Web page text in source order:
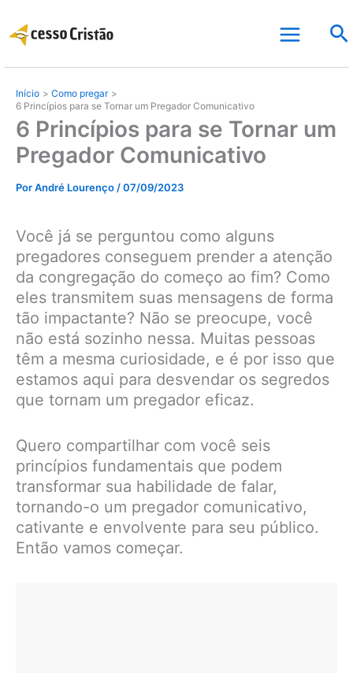
para
conteúdo
Início
Como pregar
6 Princípios para se Tornar um Pregador Comunicativo
6 Princípios para se Tornar um
Pregador Comunicativo
PorAndré Lourenço /07/09/2023
Você já se perguntou como alguns
pregadores conseguem prender a atenção
da congregação do começo ao fim? Como
eles transmitem suas mensagens de forma
tão impactante? Não se preocupe, você
não está sozinho nessa. Muitas pessoas
têm a mesma curiosidade, e é por isso que
estamos aqui para desvendar os segredos
que tornam um pregador eficaz.
Quero compartilhar com você seis
princípios fundamentais que podem
transformar sua habilidade de falar,
tornando-o um pregador comunicativo,
cativante e envolvente para seu público.
Então vamos começar.